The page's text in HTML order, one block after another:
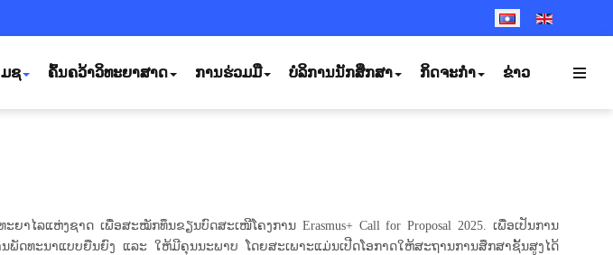
SELECT YOUR
ມຊ ຄົ້ນຄວ້າວິທະຍາສາດ ການຮ່ວມມື ບໍລິການນັກສຶກສາ ກິດຈະກຳ ຂ່າວ
ລແຫ່ງຊາດ ເພື່ອສະໝັກທຶນຂຽນບົດສະເໜີໂຄງການ Erasmus+ Call for Proposal 2025. ເພື່ອເປັນການ
ດທະນາແບບຍືນຍົງ ແລະ ໃຫ້ມີຄຸນນະພາບ ໂດຍສະເພາະແມ່ນເປີດໂອກາດໃຫ້ສະຖານການສຶກສາຊັ້ນສູງໄດ້